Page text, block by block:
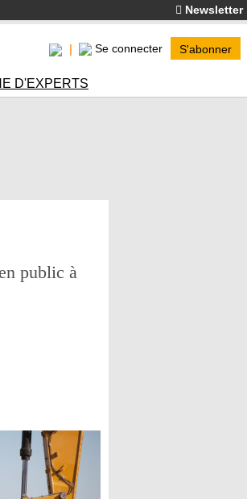
Newsletter
Se connecter S'abonner
D'EXPERTS
public à